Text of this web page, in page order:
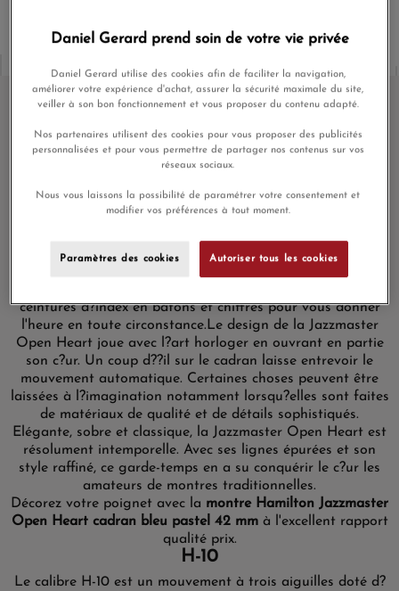
Montre Hamilton Jazzmaster
Open Heart cadran bleu pastel 42
mm
Découvrez la montre Hamilton Jazzmaster Open Heart
de 42 millimètres en acier inoxydable est recouvert d?une
ceintures d?index en bâtons et chiffres pour vous donner
l'heure en toute circonstance. Le design de la Jazzmaster
Open Heart joue avec l?art horloger en ouvrant en partie
son c?ur. Un coup d??il sur le cadran laisse entrevoir le
mouvement automatique. Certaines choses peuvent être
laissées à l?imagination notamment lorsqu?elles sont faites
de matériaux de qualité et de détails sophistiqués.
Elégante, sobre et classique, la Jazzmaster Open Heart est
résolument intemporelle. Avec ses lignes épurées et son
style raffiné, ce garde-temps en a su conquérir le c?ur les
amateurs de montres traditionnelles.
Décorez votre poignet avec la montre Hamilton Jazzmaster
Open Heart cadran bleu pastel 42 mmà l'excellent rapport
qualité prix.
H-10
Le calibre H-10 est un mouvement à trois aiguilles doté d?
Daniel Gerard prend soin de votre vie privée
Daniel Gerard utilise des cookies afin de faciliter la navigation,
améliorer votre expérience d'achat, assurer la sécurité maximale du site,
veiller à son bon fonctionnement et vous proposer du contenu adapté.
Nos partenaires utilisent des cookies pour vous proposer des publicités
personnalisées et pour vous permettre de partager nos contenus sur vos
réseaux sociaux.
Nous vous laissons la possibilité de paramétrer votre consentement et
modifier vos préférences à tout moment.
Paramètres des cookies Autoriser tous les cookies